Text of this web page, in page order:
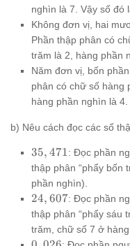
nghìn là 7. Vậy số đó
Không đơn vị, hai
Phần thập phân có
trăm là 2, hàng phần
Năm đơn vị, bốn
phân có chữ số hàng
hàng phần nghìn là
b) Nêu cách đọc các số
35,471
35, 471: Đọc phần
thập phân “phẩy bốn
phần nghìn).
24,607
24, 607: Đọc phần
thập phân “phẩy sáu
trăm, chữ số 7 ở